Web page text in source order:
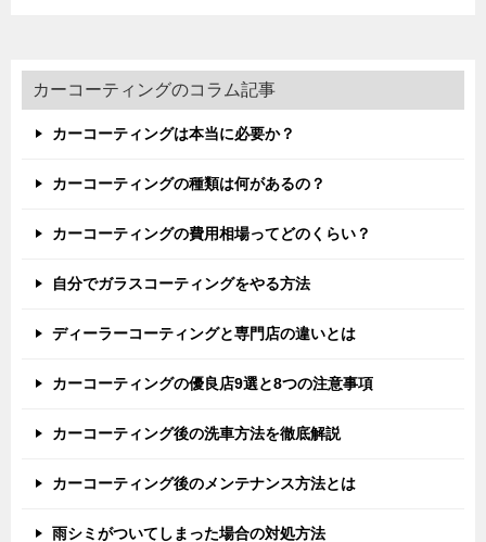
カーコーティングのコラム記事
カーコーティングは本当に必要か？
カーコーティングの種類は何があるの？
カーコーティングの費用相場ってどのくらい？
自分でガラスコーティングをやる方法
ディーラーコーティングと専門店の違いとは
カーコーティングの優良店9選と8つの注意事項
カーコーティング後の洗車方法を徹底解説
カーコーティング後のメンテナンス方法とは
雨シミがついてしまった場合の対処方法